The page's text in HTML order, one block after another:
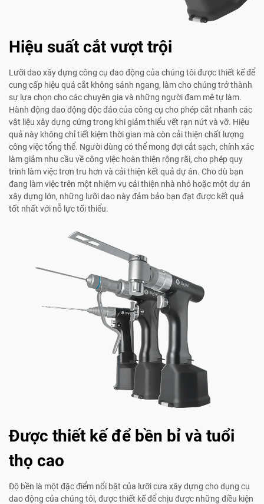
Hiệu suất cắt vượt trội
Lưỡi dao xây dựng công cụ dao động của chúng tôi được thiết kế để
cung cấp hiệu quả cắt không sánh ngang, làm cho chúng trở thành
sự lựa chọn cho các chuyên gia và những người đam mê tự làm.
Hành động dao động độc đáo của công cụ cho phép cắt nhanh các
vật liệu xây dựng cứng trong khi giảm thiểu vết rạn nứt và vỡ. Hiệu
quả này không chỉ tiết kiệm thời gian mà còn cải thiện chất lượng
công việc tổng thể. Người dùng có thể mong đợi cắt sạch, chính xác
làm giảm nhu cầu về công việc hoàn thiện rộng rãi, cho phép quy
trình làm việc trơn tru hơn và cải thiện kết quả dự án. Cho dù bạn
đang làm việc trên một nhiệm vụ cải thiện nhà nhỏ hoặc một dự án
xây dựng lớn, những lưỡi dao này đảm bảo bạn đạt được kết quả
tốt nhất với nỗ lực tối thiểu.
Được thiết kế để bền bỉ và tuổi
thọ cao
Độ bền là một đặc điểm nổi bật của lưỡi cưa xây dựng cho dụng cụ
dao động của chúng tôi, được thiết kế để chịu được những điều kiện